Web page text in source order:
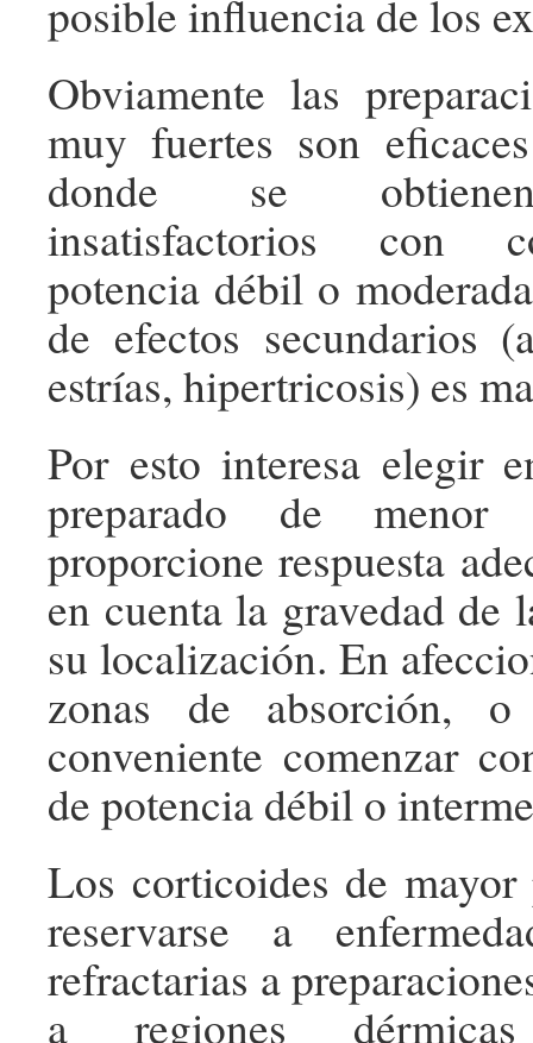
posible influencia de los
Obviamente las
muy fuertes son
donde se
insatisfactorios con
potencia débil o
de efectos secundarios
estrías, hipertricosis) es
Por esto interesa elegir
preparado de menor
proporcione respuesta
en cuenta la gravedad de
su localización. En
zonas de absorción,
conveniente comenzar
de potencia débil o
Los corticoides de mayor
reservarse a
refractarias a
a regiones